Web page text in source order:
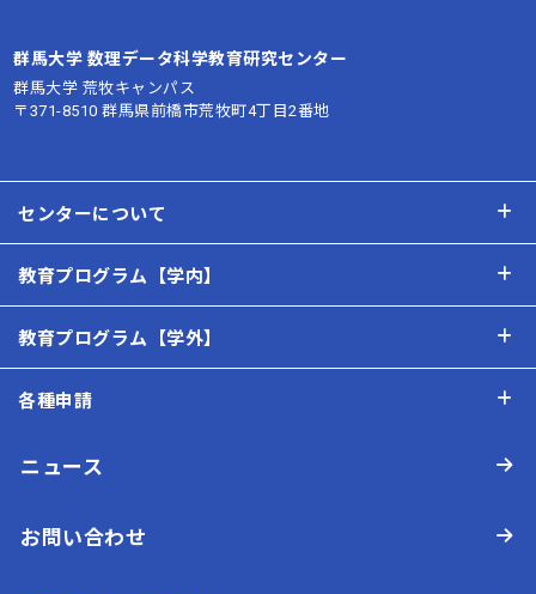
群馬大学 数理データ科学教育研究センター
群馬大学 荒牧キャンパス
〒371-8510 群馬県前橋市荒牧町4丁目2番地
センターについて
教育プログラム【学内】
教育プログラム【学外】
各種申請
ニュース
お問い合わせ